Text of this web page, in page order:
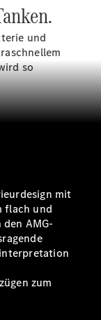
und
so
mit
flach und
AMG-
zum